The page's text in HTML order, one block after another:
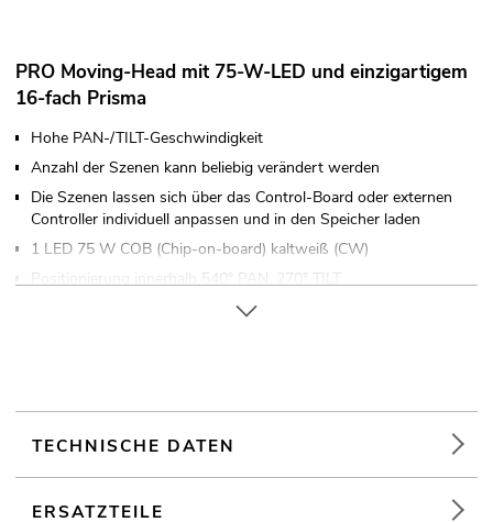
PRO Moving-Head mit 75-W-LED und einzigartigem
16-fach Prisma
Hohe PAN-/TILT-Geschwindigkeit
Anzahl der Szenen kann beliebig verändert werden
Die Szenen lassen sich über das Control-Board oder externen
Controller individuell anpassen und in den Speicher laden
1 LED 75 W COB (Chip-on-board) kaltweiß (CW)
Positionierung innerhalb 540° PAN, 270° TILT
PAN Winkel umschaltbar zwischen 540°und 630°
Dimmer elektronisch
Gobo-Effekt; Beam-Effekt; Stroboskop-Effekt
Farbrad mit 8 dichroitischen Farben und offen
TECHNISCHE DATEN
ERSATZTEILE